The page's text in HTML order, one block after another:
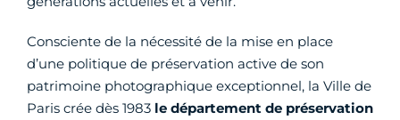
Consciente de la nécessité de la mise en place
d’une politique de préservation active de son
patrimoine photographique exceptionnel, la Ville de
Paris crée dès 1983 le département de préservation